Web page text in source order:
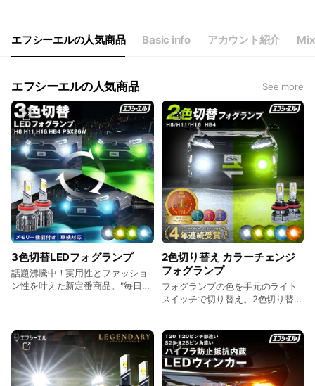
エフシーエルの人気商品 Basic info アカウント紹介
エフシーエルの人気商品 See more
3色切替LEDフォグランプ
話題沸騰中！実用性とファッショ
ン性を叶えた新定番商品。"毎日を
2色切り替え カラーチェンジ
フォグランプ
フォグランプの色を手元のライト
スイッチで切り替え。2色切り替え
ン性も高まり、ドライブが楽しく
なると人気